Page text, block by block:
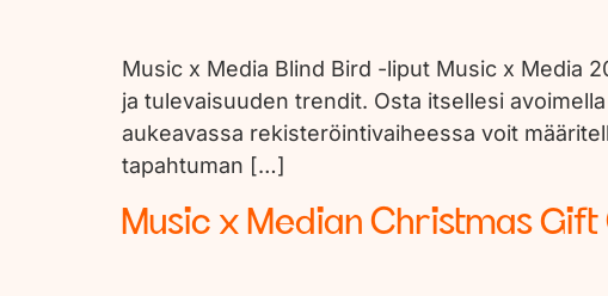
Music x Media Blind Bird -liput Music x Media
ja tulevaisuuden trendit. Osta itsellesi
aukeavassa rekisteröintivaiheessa voit
tapahtuman […]
Music x Median Christmas